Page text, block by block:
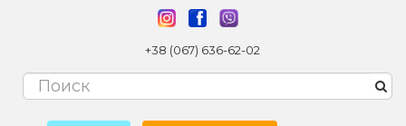
+38 (067) 636-62-02